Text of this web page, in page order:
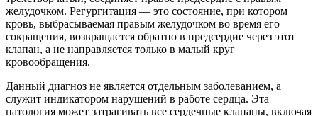
желудочком. Регургитация — это состояние, при котором
кровь, выбрасываемая правым желудочком во время его
сокращения, возвращается обратно в предсердие через этот
клапан, а не направляется только в малый круг
кровообращения.
Данный диагноз не является отдельным заболеванием, а
служит индикатором нарушений в работе сердца. Эта
патология может затрагивать все сердечные клапаны, включая